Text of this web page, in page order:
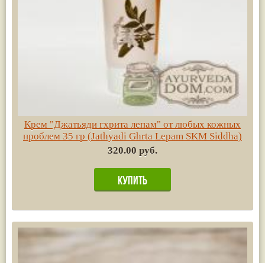
Крем "Джатьяди гхрита лепам" от любых кожных
проблем 35 гр (Jathyadi Ghrta Lepam SKM Siddha)
320.00 руб.